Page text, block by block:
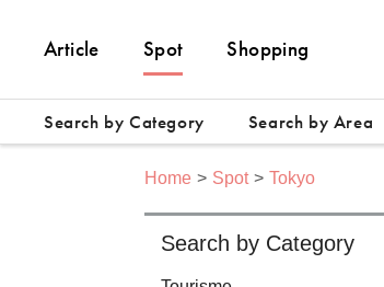
Article Spot Shopping
Search by Category Search by Area
Home Spot Tokyo
Search by Category